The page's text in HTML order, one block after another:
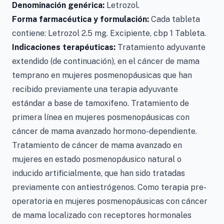
Denominación genérica: Letrozol.
Forma farmacéutica y formulación: Cada tableta
contiene: Letrozol 2.5 mg. Excipiente, cbp 1 Tableta.
Indicaciones terapéuticas: Tratamiento adyuvante
extendido (de continuación), en el cáncer de mama
temprano en mujeres posmenopáusicas que han
recibido previamente una terapia adyuvante
estándar a base de tamoxifeno. Tratamiento de
primera línea en mujeres posmenopáusicas con
cáncer de mama avanzado hormono-dependiente.
Tratamiento de cáncer de mama avanzado en
mujeres en estado posmenopáusico natural o
inducido artificialmente, que han sido tratadas
previamente con antiestrógenos. Como terapia pre-
operatoria en mujeres posmenopáusicas con cáncer
de mama localizado con receptores hormonales